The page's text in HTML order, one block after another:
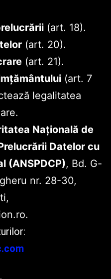
(art. 18).
(art. 20).
(art. 21).
(art. 7
legalitatea
Națională de
Datelor cu
(ANSPDCP), Bd. G-
nr. 28-30,